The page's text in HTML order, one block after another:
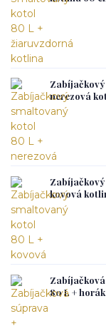
nerezová
kovová
80 L + horák